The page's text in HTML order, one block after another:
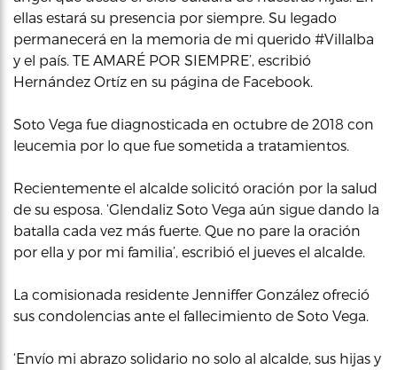
ellas estará su presencia por siempre. Su legado
permanecerá en la memoria de mi querido #Villalba
y el país. TE AMARÉ POR SIEMPRE’, escribió
Hernández Ortíz en su página de Facebook.
Soto Vega fue diagnosticada en octubre de 2018 con
leucemia por lo que fue sometida a tratamientos.
Recientemente el alcalde solicitó oración por la salud
de su esposa. ‘Glendaliz Soto Vega aún sigue dando la
batalla cada vez más fuerte. Que no pare la oración
por ella y por mi familia’, escribió el jueves el alcalde.
La comisionada residente Jenniffer González ofreció
sus condolencias ante el fallecimiento de Soto Vega.
‘Envío mi abrazo solidario no solo al alcalde, sus hijas y